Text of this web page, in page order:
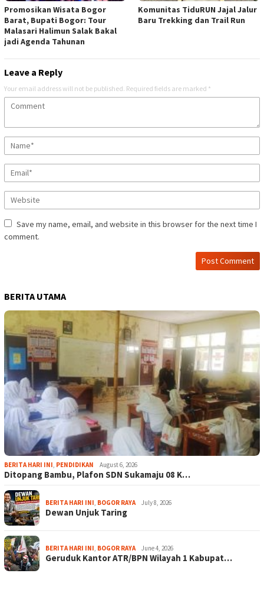
Promosikan Wisata Bogor
Barat, Bupati Bogor: Tour
Malasari Halimun Salak Bakal
jadi Agenda Tahunan
Komunitas TiduRUN Jajal Jalur
Baru Trekking dan Trail Run
Leave a Reply
Your email address will not be published. Required fields are marked *
Save my name, email, and website in this browser for the next time I
comment.
BERITA UTAMA
BERITA HARI INI PENDIDIKAN August 6, 2026
Ditopang Bambu, Plafon SDN Sukamaju 08 K…
BERITA HARI INI BOGOR RAYA July 8, 2026
Dewan Unjuk Taring
BERITA HARI INI BOGOR RAYA June 4, 2026
Geruduk Kantor ATR/BPN Wilayah 1 Kabupat…